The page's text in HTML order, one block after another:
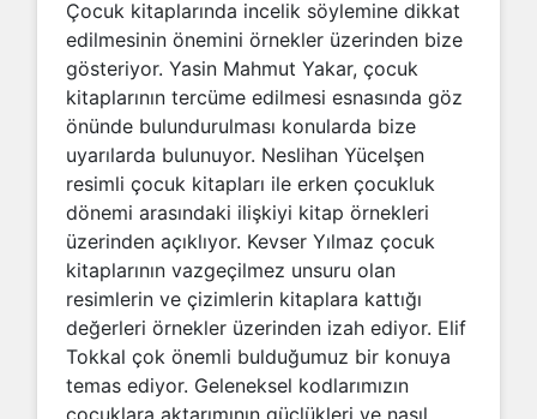
Çocuk kitaplarında incelik söylemine dikkat
edilmesinin önemini örnekler üzerinden bize
gösteriyor. Yasin Mahmut Yakar, çocuk
kitaplarının tercüme edilmesi esnasında göz
önünde bulundurulması konularda bize
uyarılarda bulunuyor. Neslihan Yücelşen
resimli çocuk kitapları ile erken çocukluk
dönemi arasındaki ilişkiyi kitap örnekleri
üzerinden açıklıyor. Kevser Yılmaz çocuk
kitaplarının vazgeçilmez unsuru olan
resimlerin ve çizimlerin kitaplara kattığı
değerleri örnekler üzerinden izah ediyor. Elif
Tokkal çok önemli bulduğumuz bir konuya
temas ediyor. Geleneksel kodlarımızın
çocuklara aktarımının güçlükleri ve nasıl